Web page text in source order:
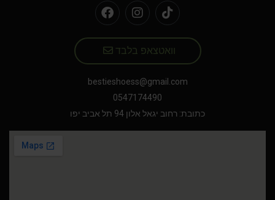
וואטצאפ בלבד
bestieshoess@gmail.com
0547174490
כתובת: רחוב יגאל אלון 94 תל אביב יפו